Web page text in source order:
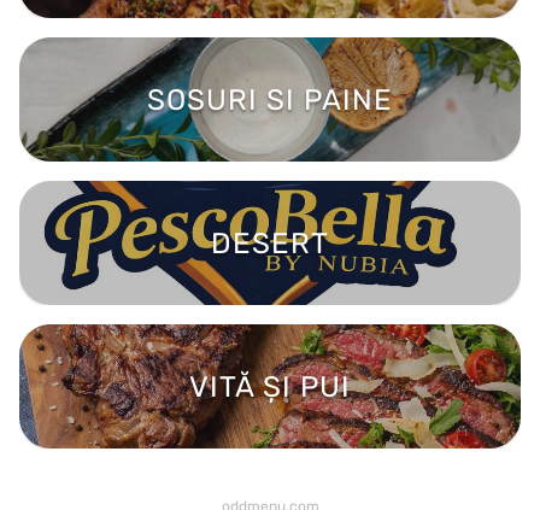
SOSURI SI PAINE
DESERT
VITĂ ȘI PUI
oddmenu.com